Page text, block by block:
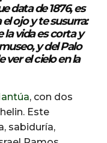
data de 1876, es
ojo y te susurra:
la vida es corta y
y delPalo
ver el cielo en la
, con dos
Este
sabiduría,